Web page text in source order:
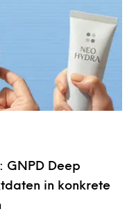
GNPD Deep
in konkrete